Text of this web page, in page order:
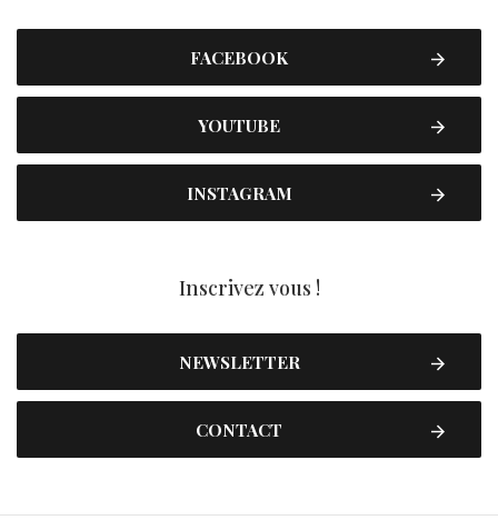
FACEBOOK
YOUTUBE
INSTAGRAM
Inscrivez vous !
NEWSLETTER
CONTACT